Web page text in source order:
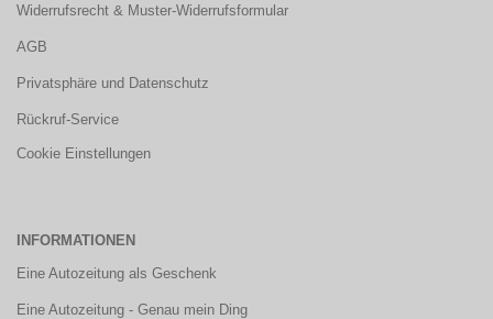
Widerrufsrecht & Muster-Widerrufsformular
AGB
Privatsphäre und Datenschutz
Rückruf-Service
Cookie Einstellungen
INFORMATIONEN
Eine Autozeitung als Geschenk
Eine Autozeitung - Genau mein Ding